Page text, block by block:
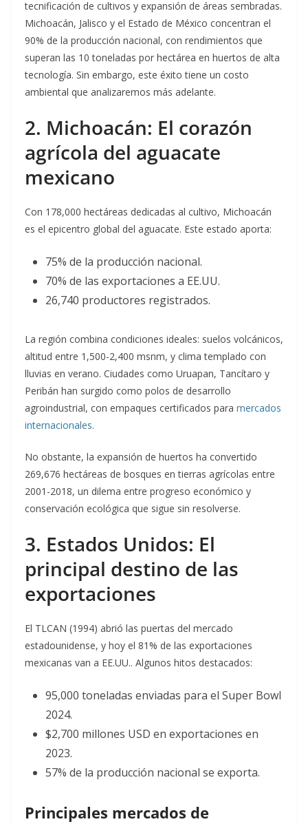
tecnificación de cultivos y expansión de áreas sembradas.
Michoacán, Jalisco y el Estado de México concentran el
90% de la producción nacional, con rendimientos que
superan las 10 toneladas por hectárea en huertos de alta
tecnología. Sin embargo, este éxito tiene un costo
ambiental que analizaremos más adelante.
2. Michoacán: El corazón
agrícola del aguacate
mexicano
Con 178,000 hectáreas dedicadas al cultivo, Michoacán
es el epicentro global del aguacate. Este estado aporta:
75% de la producción nacional.
70% de las exportaciones a EE.UU.
26,740 productores registrados.
La región combina condiciones ideales: suelos volcánicos,
altitud entre 1,500-2,400 msnm, y clima templado con
lluvias en verano. Ciudades como Uruapan, Tancítaro y
Peribán han surgido como polos de desarrollo
agroindustrial, con empaques certificados para mercados
internacionales.
No obstante, la expansión de huertos ha convertido
269,676 hectáreas de bosques en tierras agrícolas entre
2001-2018, un dilema entre progreso económico y
conservación ecológica que sigue sin resolverse.
3. Estados Unidos: El
principal destino de las
exportaciones
El TLCAN (1994) abrió las puertas del mercado
estadounidense, y hoy el 81% de las exportaciones
mexicanas van a EE.UU.. Algunos hitos destacados:
95,000 toneladas enviadas para el Super Bowl
2024.
$2,700 millones USD en exportaciones en
2023.
57% de la producción nacional se exporta.
Principales mercados de